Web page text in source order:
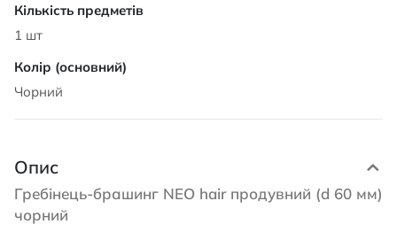
1 шт
Чорний
Опис
Гребінець-брашинг NEO hair продувний (d 60 мм)
чорний